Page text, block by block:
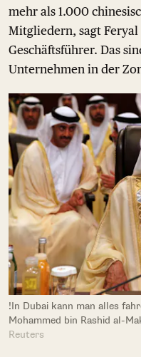
mehr als 1.000
Mitgliedern, sagt
Geschäftsführer. Das
Unternehmen in der
!In Dubai kann man alles
Mohammed bin Rashid al-
Reuters